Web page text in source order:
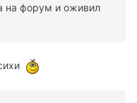
на форум и оживил